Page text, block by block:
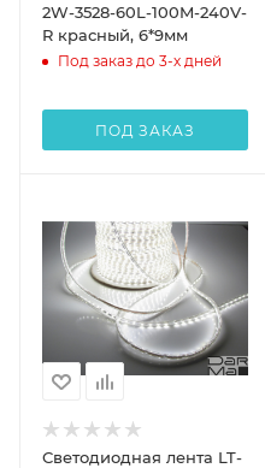
2W-3528-60L-100M-240V-
R красный, 6*9мм
Под заказ до 3-х дней
ПОД ЗАКАЗ
Светодиодная лента LT-